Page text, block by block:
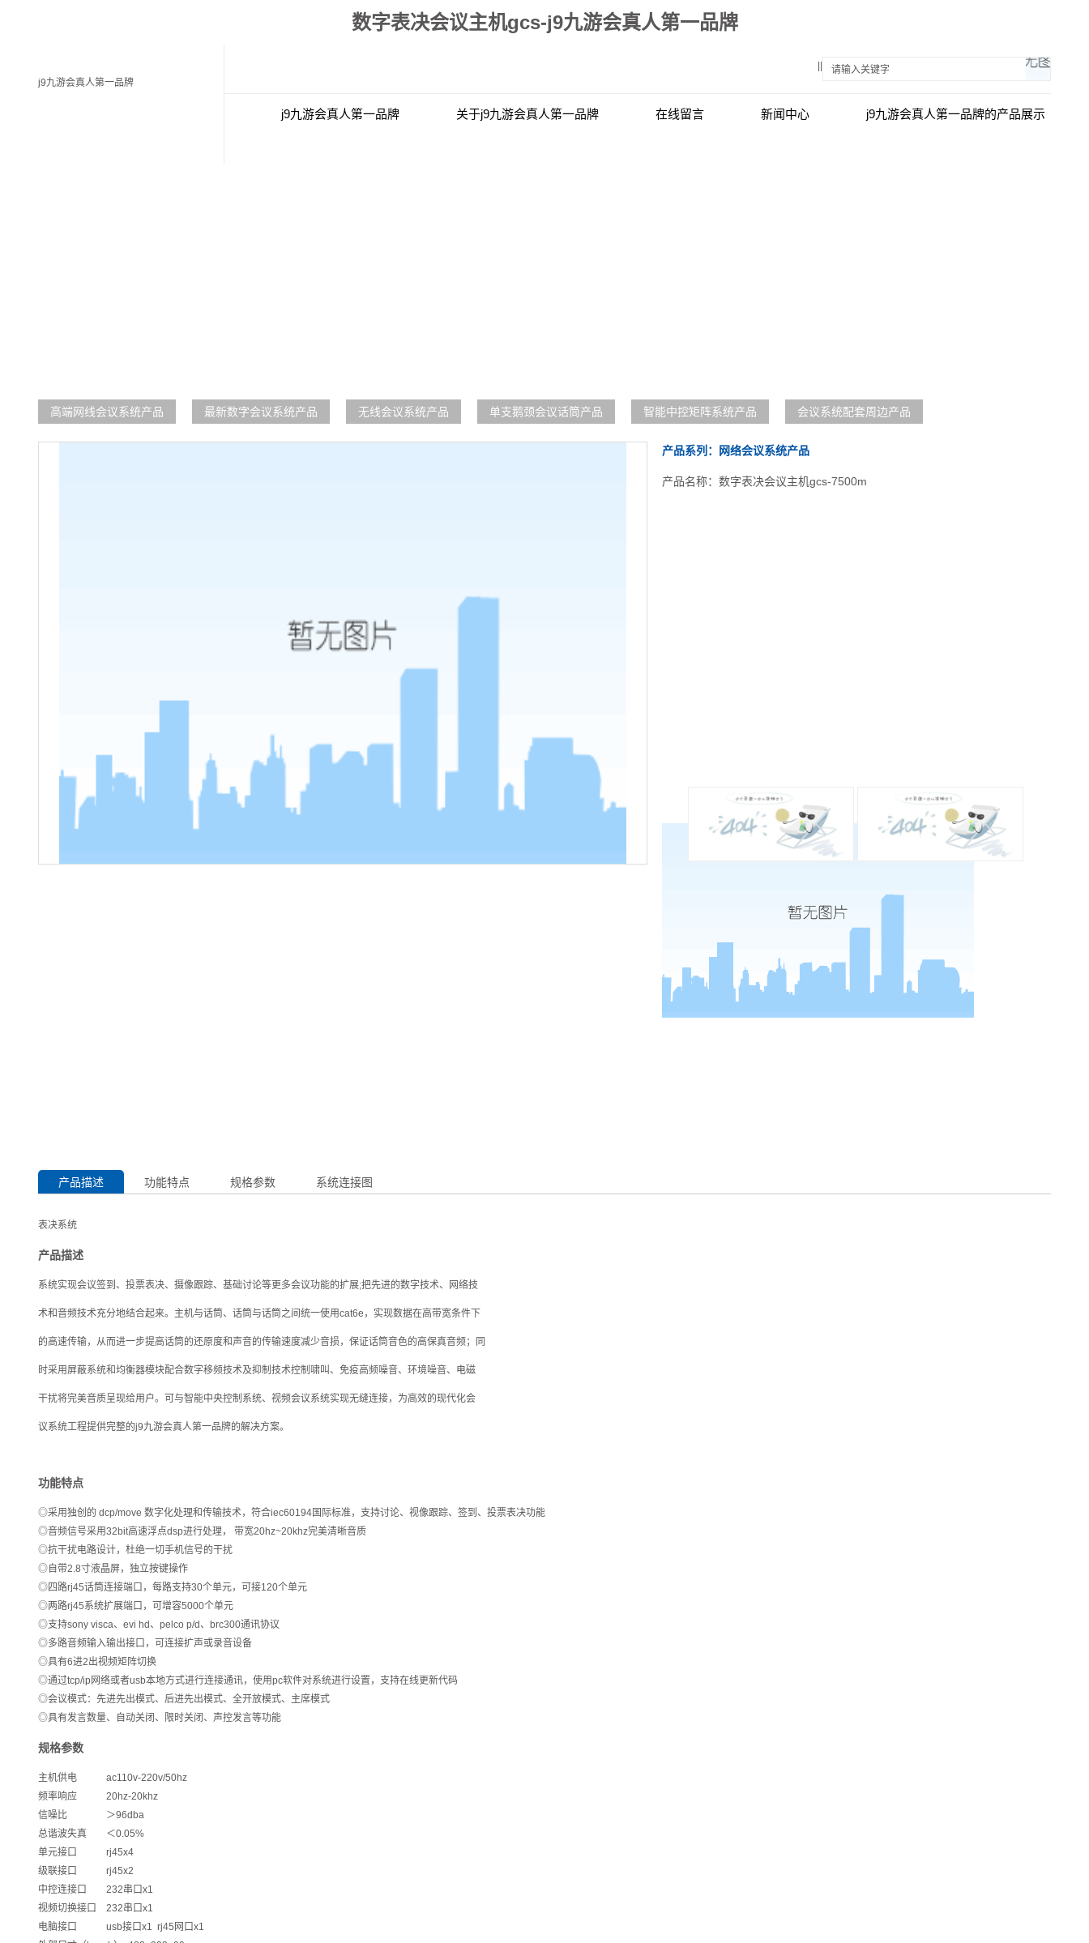
数字表决会议主机gcs-j9九游会真人第一品牌
j9九游会真人第一品牌
j9九游会真人第一品牌 关于j9九游会真人第一品牌 在线留言 新闻中心 j9九游会真人第一品牌的产品展示
高端网线会议系统产品 最新数字会议系统产品 无线会议系统产品 单支鹅颈会议话筒产品 智能中控矩阵系统产品 会议系统配套周边产品
产品系列：网络会议系统产品
产品名称：数字表决会议主机gcs-7500m
产品描述 功能特点 规格参数 系统连接图
表决系统
产品描述
系统实现会议签到、投票表决、摄像跟踪、基础讨论等更多会议功能的扩展;把先进的数字技术、网络技
术和音频技术充分地结合起来。主机与话筒、话筒与话筒之间统一使用cat6e，实现数据在高带宽条件下
的高速传输，从而进一步提高话筒的还原度和声音的传输速度减少音损，保证话筒音色的高保真音频 ；同
时采用屏蔽系统和均衡器模块配合数字移频技术及抑制技术控制啸叫、免疫高频噪音、环境噪音、电磁
干扰将完美音质呈现给用户。可与智能中央控制系统、视频会议系统实现无缝连接，为高效的现代化会
议系统工程提供完整的j9九游会真人第一品牌的解决方案。
功能特点
◎采用独创的 dcp/move 数字化处理和传输技术，符合iec60194国际标准，支持讨论、视像跟踪、签到、投票表决功能
◎音频信号采用32bit高速浮点dsp进行处理， 带宽20hz~20khz完美清晰音质
◎抗干扰电路设计，杜绝一切手机信号的干扰
◎自带2.8寸液晶屏，独立按键操作
◎四路rj45话筒连接端口，每路支持30个单元，可接120个单元
◎两路rj45系统扩展端口，可增容5000个单元
◎支持sony visca、evi hd、pelco p/d、brc300通讯协议
◎多路音频输入输出接口，可连接扩声或录音设备
◎具有6进2出视频矩阵切换
◎通过tcp/ip网络或者usb本地方式进行连接通讯，使用pc软件对系统进行设置，支持在线更新代码
◎会议模式：先进先出模式、后进先出模式、全开放模式、主席模式
◎具有发言数量、自动关闭、限时关闭、声控发言等功能
规格参数
主机供电 ac110v-220v/50hz
频率响应 20hz-20khz
信噪比 ＞96dba
总谐波失真 ＜0.05%
单元接口 rj45x4
级联接口 rj45x2
中控连接口 232串口x1
视频切换接口 232串口x1
电脑接口 usb接口x1 rj45网口x1